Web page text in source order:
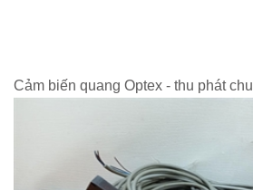
Cảm biến quang Optex - thu phát